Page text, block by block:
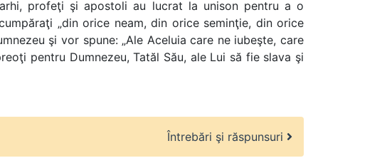
profeţi şi apostoli au lucrat la unison pentru a o
„din orice neam, din orice seminţie, din orice
şi vor spune: „Ale Aceluia care ne iubeşte, care
pentru Dumnezeu, Tatăl Său, ale Lui să fie slava şi
Întrebări şi răspunsuri